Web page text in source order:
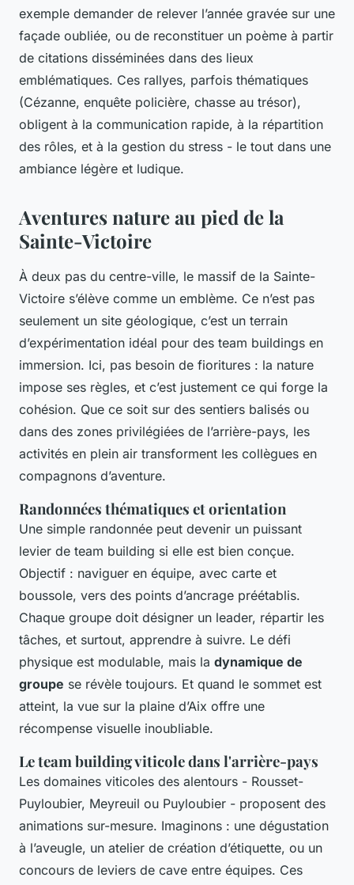
exemple demander de relever l’année gravée sur une
façade oubliée, ou de reconstituer un poème à partir
de citations disséminées dans des lieux
emblématiques. Ces rallyes, parfois thématiques
(Cézanne, enquête policière, chasse au trésor),
obligent à la communication rapide, à la répartition
des rôles, et à la gestion du stress - le tout dans une
ambiance légère et ludique.
Aventures nature au pied de la
Sainte-Victoire
À deux pas du centre-ville, le massif de la Sainte-
Victoire s’élève comme un emblème. Ce n’est pas
seulement un site géologique, c’est un terrain
d’expérimentation idéal pour des team buildings en
immersion. Ici, pas besoin de fioritures : la nature
impose ses règles, et c’est justement ce qui forge la
cohésion. Que ce soit sur des sentiers balisés ou
dans des zones privilégiées de l’arrière-pays, les
activités en plein air transforment les collègues en
compagnons d’aventure.
Randonnées thématiques et orientation
Une simple randonnée peut devenir un puissant
levier de team building si elle est bien conçue.
Objectif : naviguer en équipe, avec carte et
boussole, vers des points d’ancrage préétablis.
Chaque groupe doit désigner un leader, répartir les
tâches, et surtout, apprendre à suivre. Le défi
physique est modulable, mais la dynamique de
groupe se révèle toujours. Et quand le sommet est
atteint, la vue sur la plaine d’Aix offre une
récompense visuelle inoubliable.
Le team building viticole dans l'arrière-pays
Les domaines viticoles des alentours - Rousset-
Puyloubier, Meyreuil ou Puyloubier - proposent des
animations sur-mesure. Imaginons : une dégustation
à l’aveugle, un atelier de création d’étiquette, ou un
concours de leviers de cave entre équipes. Ces